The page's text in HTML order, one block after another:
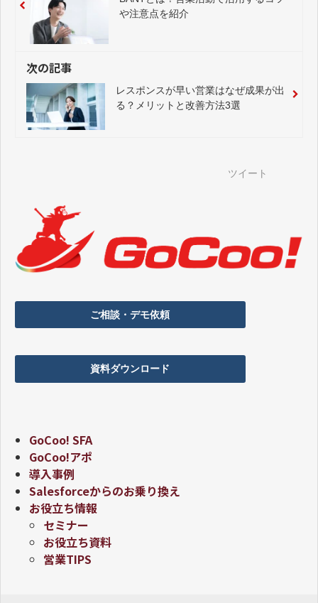
や注意点を紹介
次の記事
レスポンスが早い営業はなぜ成果が出
る？メリットと改善方法3選
ツイート
ご相談・デモ依頼
資料ダウンロード
GoCoo! SFA
GoCoo!アポ
導入事例
Salesforceからのお乗り換え
お役立ち情報
セミナー
お役立ち資料
営業TIPS